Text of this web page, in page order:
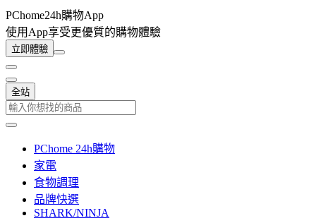
PChome24h購物App
使用App享受更優質的購物體驗
立即體驗
全站
PChome 24h購物
家電
食物調理
品牌快選
SHARK/NINJA